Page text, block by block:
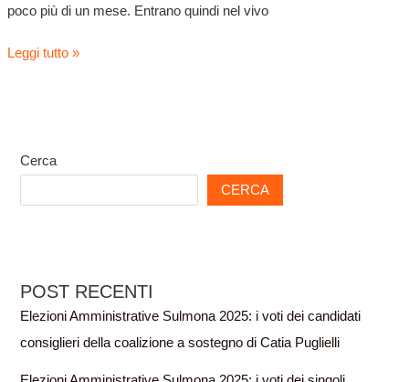
poco più di un mese. Entrano quindi nel vivo
Leggi tutto »
Cerca
CERCA
POST RECENTI
Elezioni Amministrative Sulmona 2025: i voti dei candidati
consiglieri della coalizione a sostegno di Catia Puglielli